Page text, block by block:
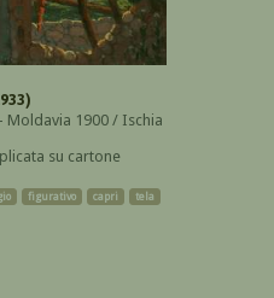
Moldavia 1900 / Ischia
su cartone
figurativo capri
tela